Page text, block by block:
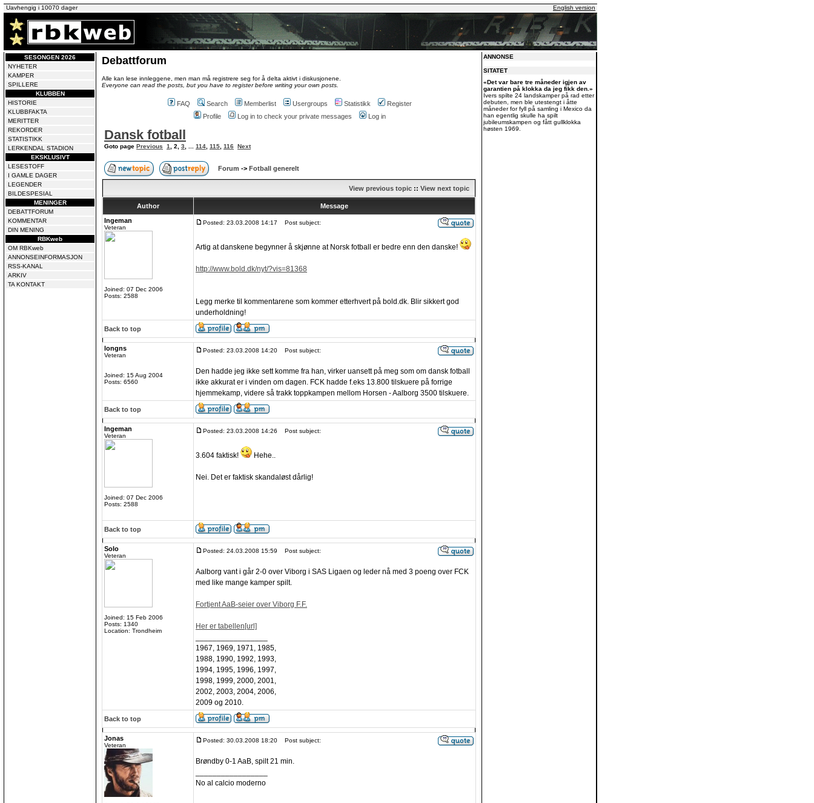
Uavhengig i 10070 dager English version
SESONGEN 2026
NYHETER
KAMPER
SPILLERE
KLUBBEN
HISTORIE
KLUBBFAKTA
MERITTER
REKORDER
STATISTIKK
LERKENDAL STADION
EKSKLUSIVT
LESESTOFF
I GAMLE DAGER
LEGENDER
BILDESPESIAL
MENINGER
DEBATTFORUM
KOMMENTAR
DIN MENING
RBKweb
OM RBKweb
ANNONSEINFORMASJON
RSS-KANAL
ARKIV
TA KONTAKT
Debattforum
Alle kan lese innleggene, men man må registrere seg for å delta aktivt i diskusjonene.
Everyone can read the posts, but you have to register before writing your own posts.
FAQ Search Memberlist Usergroups Statistikk
Register
Profile
Log in to check your private messages Log in
Dansk fotball
Goto page Previous 1 2 3 114 115 116 Next
Forum -> Fotball generelt
View previous topic :: View next topic
Author
Message
Ingeman
Veteran
Joined: 07 Dec 2006
Posts: 2588
Posted: 23.03.2008 14:17 Post subject:
Artig at danskene begynner å skjønne at Norsk fotball er bedre enn den danske!
http://www.bold.dk/nyt/?vis=81368
Legg merke til kommentarene som kommer etterhvert på bold.dk. Blir sikkert god
underholdning!
Back to top
longns
Veteran
Joined: 15 Aug 2004
Posts: 6560
Posted: 23.03.2008 14:20 Post subject:
Den hadde jeg ikke sett komme fra han, virker uansett på meg som om dansk fotball
ikke akkurat er i vinden om dagen. FCK hadde f.eks 13.800 tilskuere på forrige
hjemmekamp, videre så trakk toppkampen mellom Horsen - Aalborg 3500 tilskuere.
Back to top
Ingeman
Veteran
Joined: 07 Dec 2006
Posts: 2588
Posted: 23.03.2008 14:26 Post subject:
3.604 faktisk! Hehe..
Nei. Det er faktisk skandaløst dårlig!
Back to top
Solo
Veteran
Joined: 15 Feb 2006
Posts: 1340
Location: Trondheim
Posted: 24.03.2008 15:59 Post subject:
Aalborg vant i går 2-0 over Viborg i SAS Ligaen og leder nå med 3 poeng over FCK
med like mange kamper spilt.
Fortjent AaB-seier over Viborg F.F.
Her er tabellen[url]
1967, 1969, 1971, 1985,
1988, 1990, 1992, 1993,
1994, 1995, 1996, 1997,
1998, 1999, 2000, 2001,
2002, 2003, 2004, 2006,
2009 og 2010.
Back to top
Jonas
Veteran
Posted: 30.03.2008 18:20 Post subject:
Brøndby 0-1 AaB, spilt 21 min.
No al calcio moderno
ANNONSE
SITATET
«Det var bare tre måneder igjen av
garantien på klokka da jeg fikk den.»
Ivers spilte 24 landskamper på rad etter
debuten, men ble utestengt i åtte
måneder for fyll på samling i Mexico da
han egentlig skulle ha spilt
jubileumskampen og fått gullklokka
høsten 1969.